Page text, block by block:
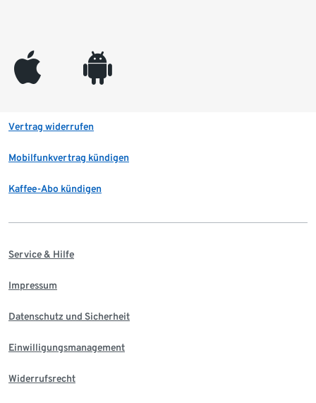
appleinc android
Vertrag widerrufen
Mobilfunkvertrag kündigen
Kaffee-Abo kündigen
Service & Hilfe
Impressum
Datenschutz und Sicherheit
Einwilligungsmanagement
Widerrufsrecht